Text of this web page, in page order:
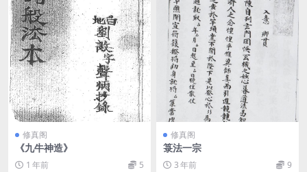
修真阁
《九牛神造》
1 年前 5
修真阁
箓法一宗
3 年前 9